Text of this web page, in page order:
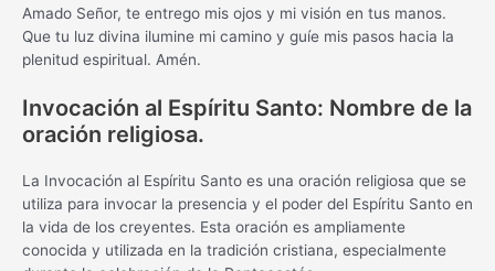
Amado Señor, te entrego mis ojos y mi visión en tus manos.
Que tu luz divina ilumine mi camino y guíe mis pasos hacia la
plenitud espiritual. Amén.
Invocación al Espíritu Santo: Nombre de la
oración religiosa.
La Invocación al Espíritu Santo es una oración religiosa que se
utiliza para invocar la presencia y el poder del Espíritu Santo en
la vida de los creyentes. Esta oración es ampliamente
conocida y utilizada en la tradición cristiana, especialmente